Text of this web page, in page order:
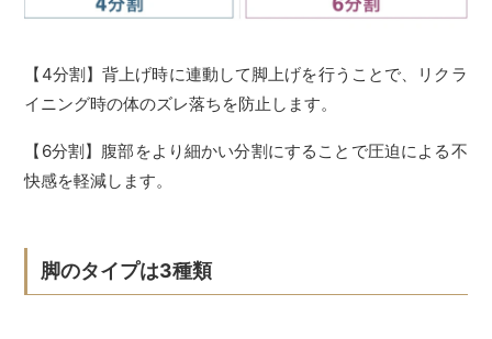
【4分割】背上げ時に連動して脚上げを行うことで、リクラ
イニング時の体のズレ落ちを防止します。
【6分割】腹部をより細かい分割にすることで圧迫による不
快感を軽減します。
脚のタイプは3種類